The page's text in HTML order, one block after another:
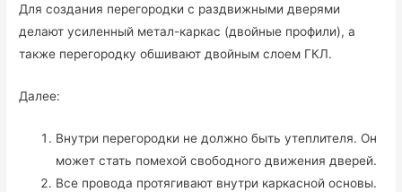
Для создания перегородки с раздвижными дверями
делают усиленный метал-каркас (двойные профили), а
также перегородку обшивают двойным слоем ГКЛ.
Далее:
Внутри перегородки не должно быть утеплителя. Он
может стать помехой свободного движения дверей.
Все провода протягивают внутри каркасной основы.